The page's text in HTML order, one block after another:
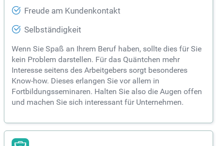
Freude am Kundenkontakt
Selbständigkeit
Wenn Sie Spaß an Ihrem Beruf haben, sollte dies für Sie
kein Problem darstellen. Für das Quäntchen mehr
Interesse seitens des Arbeitgebers sorgt besonderes
Know-how. Dieses erlangen Sie vor allem in
Fortbildungsseminaren. Halten Sie also die Augen offen
und machen Sie sich interessant für Unternehmen.